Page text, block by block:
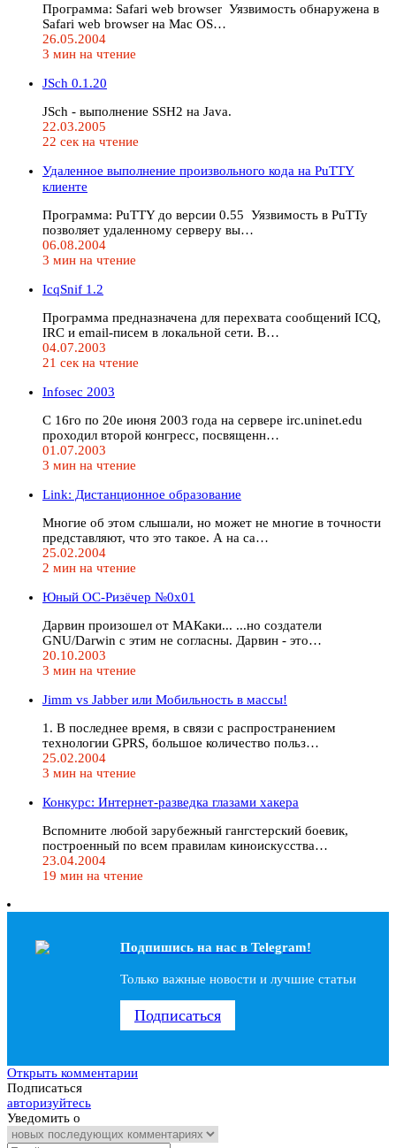
Программа: Safari web browser Уязвимость обнаружена в
Safari web browser на Mac OS…
26.05.2004
3 мин на чтение
JSch 0.1.20
JSch - выполнение SSH2 на Java.
22.03.2005
22 сек на чтение
Удаленное выполнение произвольного кода на PuTTY
клиенте
Программа: PuTTY до версии 0.55 Уязвимость в PuTTy
позволяет удаленному серверу вы…
06.08.2004
3 мин на чтение
IcqSnif 1.2
Программа предназначена для перехвата сообщений ICQ,
IRC и email-писем в локальной сети. В…
04.07.2003
21 сек на чтение
Infosec 2003
С 16го по 20е июня 2003 года на сервере irc.uninet.edu
проходил второй конгресс, посвященн…
01.07.2003
3 мин на чтение
Link: Дистанционное образование
Многие об этом слышали, но может не многие в точности
представляют, что это такое. А на са…
25.02.2004
2 мин на чтение
Юный ОС-Ризёчер №0x01
Дарвин произошел от МАКаки... ...но создатели
GNU/Darwin с этим не согласны. Дарвин - это…
20.10.2003
3 мин на чтение
Jimm vs Jabber или Мобильность в массы!
1. В последнее время, в связи с распространением
технологии GPRS, большое количество польз…
25.02.2004
3 мин на чтение
Конкурс: Интернет-разведка глазами хакера
Вспомните любой зарубежный гангстерский боевик,
построенный по всем правилам киноискусства…
23.04.2004
19 мин на чтение
Подпишись на наc в Telegram!
Только важные новости и лучшие статьи
Подписаться
Открыть комментарии
Подписаться
авторизуйтесь
Уведомить о